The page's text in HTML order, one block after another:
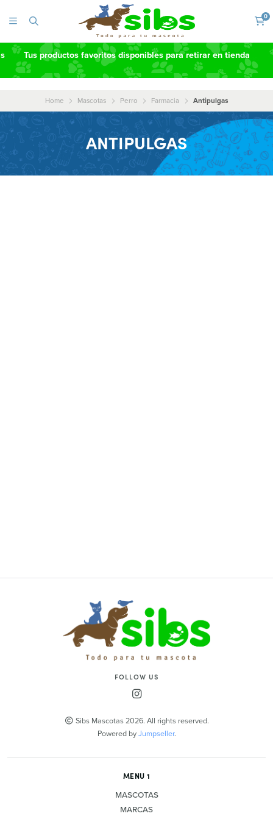
0
Tus productos favoritos disponibles para retirar en tienda
Home Mascotas Perro Farmacia Antipulgas
ANTIPULGAS
FOLLOW US
Sibs Mascotas 2026. All rights reserved.
Powered byJumpseller.
MENU 1
MASCOTAS
MARCAS